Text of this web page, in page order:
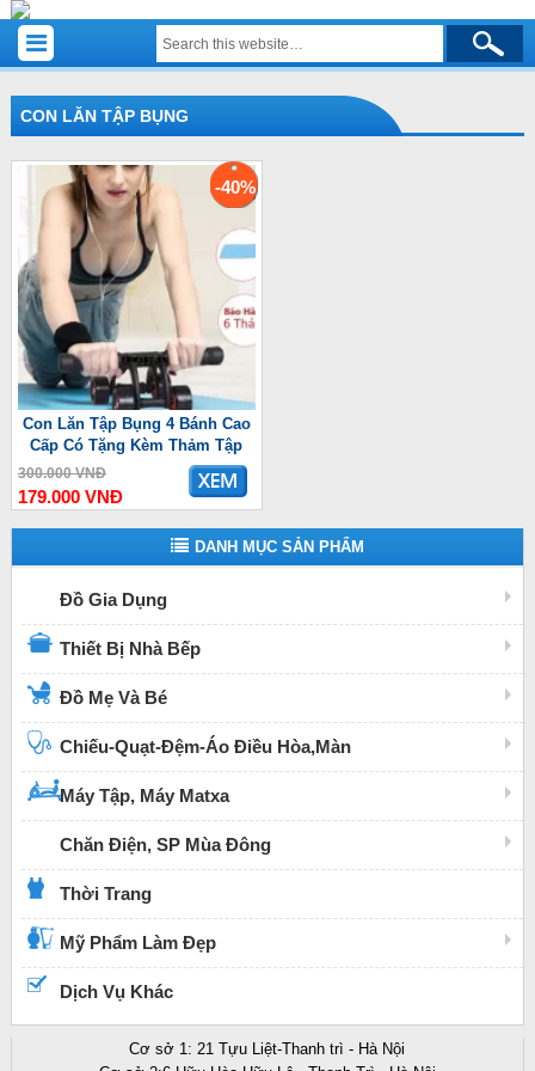
CON LĂN TẬP BỤNG
-40%
Con Lăn Tập Bụng 4 Bánh Cao
Cấp Có Tặng Kèm Thảm Tập
300.000 VNĐ
179.000 VNĐ
DANH MỤC SẢN PHẨM
Đồ Gia Dụng
Thiết Bị Nhà Bếp
Đồ Mẹ Và Bé
Chiếu-Quạt-Đệm-Áo Điều Hòa,Màn
Máy Tập, Máy Matxa
Chăn Điện, SP Mùa Đông
Thời Trang
Mỹ Phẩm Làm Đẹp
Dịch Vụ Khác
Cơ sở 1: 21 Tựu Liệt-Thanh trì - Hà Nội